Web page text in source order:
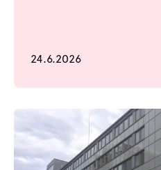
Julkaistu
24.6.2026